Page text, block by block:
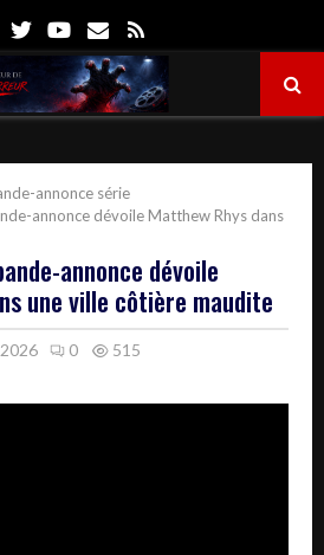
FacebookTwitterYoutube
Email
annonce série
annonce dévoile Matthew Rhys dans
annonce dévoile
une ville côtière maudite
0 515